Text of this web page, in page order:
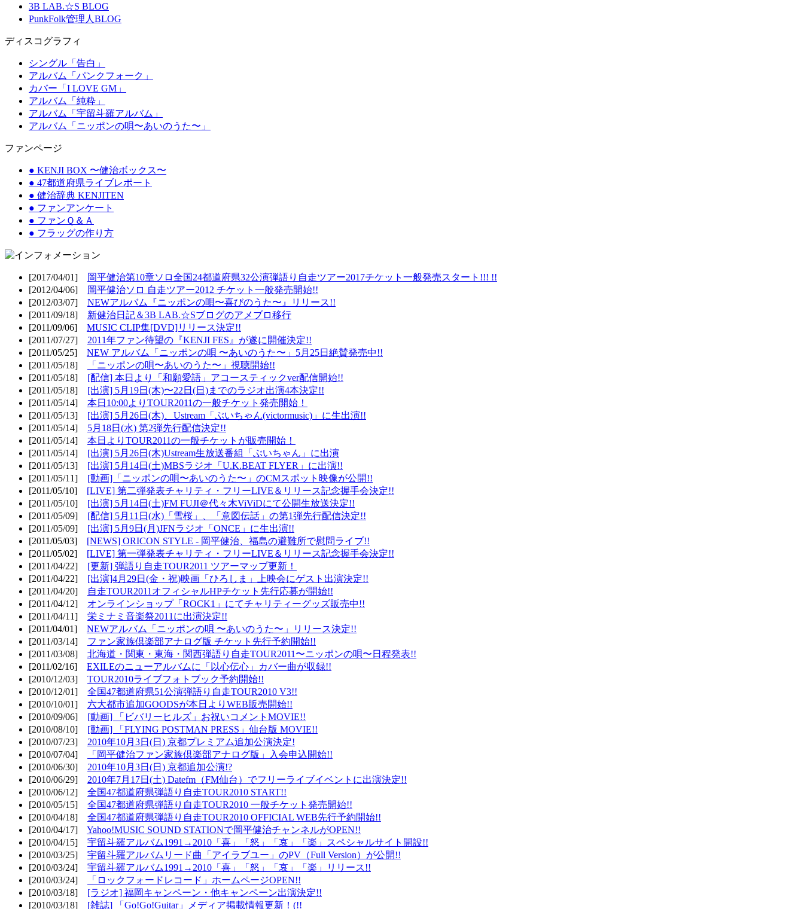
3B LAB.☆S BLOG
PunkFolk管理人BLOG
ディスコグラフィ
シングル「告白」
アルバム「パンクフォーク」
カバー「I LOVE GM」
アルバム「純粋」
アルバム「宇留斗羅アルバム」
アルバム「ニッポンの唄〜あいのうた〜」
ファンページ
● KENJI BOX 〜健治ボックス〜
● 47都道府県ライブレポート
● 健治辞典 KENJITEN
● ファンアンケート
● ファンＱ＆Ａ
● フラッグの作り方
[2017/04/01]
岡平健治第10章ソロ全国24都道府県32公演弾語り自走ツアー2017チケット一般発売スタート!!! !!
[2012/04/06]
岡平健治ソロ 自走ツアー2012 チケット一般発売開始!!
[2012/03/07] NEWアルバム『ニッポンの唄〜喜びのうた〜』リリース!!
[2011/09/18] 新健治日記＆3B LAB.☆Sブログのアメブロ移行
[2011/09/06] MUSIC CLIP集[DVD]リリース決定!!
[2011/07/27] 2011年ファン待望の『KENJI FES』が遂に開催決定!!
[2011/05/25] NEW アルバム「ニッポンの唄 〜あいのうた〜」5月25日絶賛発売中!!
[2011/05/18]
「ニッポンの唄〜あいのうた〜」視聴開始!!
[2011/05/18] [配信] 本日より「和願愛語」アコースティックver配信開始!!
[2011/05/18] [出演] 5月19日(木)〜22日(日)までのラジオ出演4本決定!!
[2011/05/14] 本日10:00よりTOUR2011の一般チケット発売開始！
[2011/05/13] [出演] 5月26日(木)、Ustream「ぶいちゃん(victormusic)」に生出演!!
[2011/05/14] 5月18日(水) 第2弾先行配信決定!!
[2011/05/14] 本日よりTOUR2011の一般チケットが販売開始！
[2011/05/14] [出演] 5月26日(木)Ustream生放送番組「ぶいちゃん」に出演
[2011/05/13] [出演] 5月14日(土)MBSラジオ「U.K.BEAT FLYER」に出演!!
[2011/05/11] [動画]「ニッポンの唄〜あいのうた〜」のCMスポット映像が公開!!
[2011/05/10] [LIVE] 第二弾発表チャリティ・フリーLIVE＆リリース記念握手会決定!!
[2011/05/10] [出演] 5月14日(土)FM FUJI＠代々木ViViDにて公開生放送決定!!
[2011/05/09] [配信] 5月11日(水)「雪桜」、「意図伝話」の第1弾先行配信決定!!
[2011/05/09] [出演] 5月9日(月)JFNラジオ「ONCE」に生出演!!
[2011/05/03] [NEWS] ORICON STYLE - 岡平健治、福島の避難所で慰問ライブ!!
[2011/05/02] [LIVE] 第一弾発表チャリティ・フリーLIVE＆リリース記念握手会決定!!
[2011/04/22] [更新] 弾語り自走TOUR2011 ツアーマップ更新！
[2011/04/22] [出演]4月29日(金・祝)映画「ひろしま」上映会にゲスト出演決定!!
[2011/04/20]
自走TOUR2011オフィシャルHPチケット先行応募が開始!!
[2011/04/12] オンラインショップ「ROCK1」にてチャリティーグッズ販売中!!
[2011/04/11] 栄ミナミ音楽祭2011に出演決定!!
[2011/04/01] NEWアルバム「ニッポンの唄 〜あいのうた〜」リリース決定!!
[2011/03/14] ファン家族倶楽部アナログ版 チケット先行予約開始!!
[2011/03/08] 北海道・関東・東海・関西弾語り自走TOUR2011〜ニッポンの唄〜日程発表!!
[2011/02/16] EXILEのニューアルバムに「以心伝心」カバー曲が収録!!
[2010/12/03] TOUR2010ライブフォトブック予約開始!!
[2010/12/01] 全国47都道府県51公演弾語り自走TOUR2010 V3!!
[2010/10/01] 六大都市追加GOODSが本日よりWEB販売開始!!
[2010/09/06] [動画] 「ビバリーヒルズ」お祝いコメントMOVIE!!
[2010/08/10] [動画] 「FLYING POSTMAN PRESS」仙台版 MOVIE!!
[2010/07/23] 2010年10月3日(日) 京都プレミアム追加公演決定!
[2010/07/04]
「岡平健治ファン家族倶楽部アナログ版」入会申込開始!!
[2010/06/30] 2010年10月3日(日) 京都追加公演!?
[2010/06/29] 2010年7月17日(土) Datefm（FM仙台）でフリーライブイベントに出演決定!!
[2010/06/12] 全国47都道府県弾語り自走TOUR2010 START!!
[2010/05/15] 全国47都道府県弾語り自走TOUR2010 一般チケット発売開始!!
[2010/04/18] 全国47都道府県弾語り自走TOUR2010 OFFICIAL WEB先行予約開始!!
[2010/04/17] Yahoo!MUSIC SOUND STATIONで岡平健治チャンネルがOPEN!!
[2010/04/15] 宇留斗羅アルバム1991→2010「喜」「怒」「哀」「楽」スペシャルサイト開設!!
[2010/03/25] 宇留斗羅アルバムリード曲「アイラブユー」のPV（Full Version）が公開!!
[2010/03/24] 宇留斗羅アルバム1991→2010「喜」「怒」「哀」「楽」リリース!!
[2010/03/24]
「ロックフォードレコード」ホームページOPEN!!
[2010/03/18] [ラジオ] 福岡キャンペーン・他キャンペーン出演決定!!
[2010/03/18] [雑誌] 「Go!Go!Guitar」メディア掲載情報更新！(!!